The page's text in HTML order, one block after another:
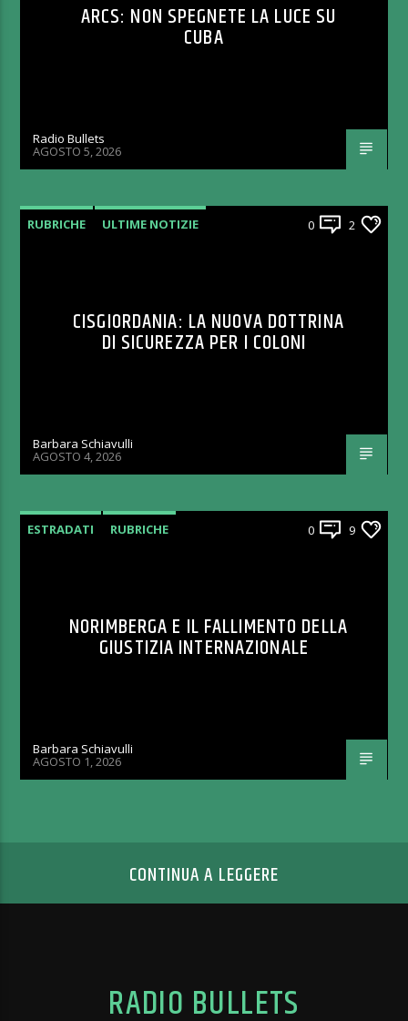
ARCS: NON SPEGNETE LA LUCE SU
CUBA
Radio Bullets
AGOSTO 5, 2026
RUBRICHE ULTIME NOTIZIE 0 2
CISGIORDANIA: LA NUOVA DOTTRINA
DI SICUREZZA PER I COLONI
Barbara Schiavulli
AGOSTO 4, 2026
ESTRADATI RUBRICHE 0 9
NORIMBERGA E IL FALLIMENTO DELLA
GIUSTIZIA INTERNAZIONALE
Barbara Schiavulli
AGOSTO 1, 2026
CONTINUA A LEGGERE
RADIO BULLETS